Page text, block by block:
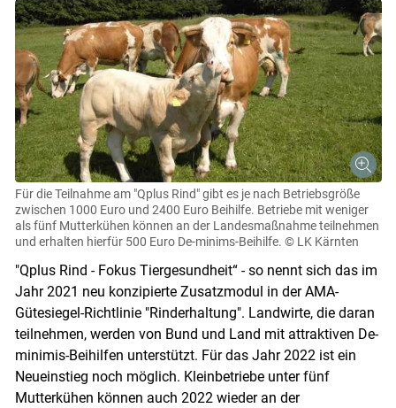
Für die Teilnahme am "Qplus Rind" gibt es je nach Betriebsgröße
zwischen 1000 Euro und 2400 Euro Beihilfe. Betriebe mit weniger
als fünf Mutterkühen können an der Landesmaßnahme teilnehmen
und erhalten hierfür 500 Euro De-minims-Beihilfe. © LK Kärnten
"Qplus Rind - Fokus Tiergesundheit“ - so nennt sich das im
Jahr 2021 neu konzipierte Zusatzmodul in der AMA-
Gütesiegel-Richtlinie "Rinderhaltung". Landwirte, die daran
teilnehmen, werden von Bund und Land mit attraktiven De-
minimis-Beihilfen unterstützt. Für das Jahr 2022 ist ein
Neueinstieg noch möglich. Kleinbetriebe unter fünf
Mutterkühen können auch 2022 wieder an der